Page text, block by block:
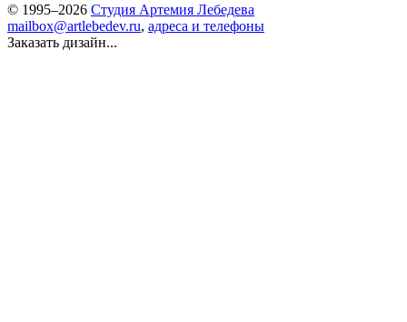
© 1995–2026 Студия Артемия Лебедева
mailbox@artlebedev.ru, адреса и телефоны
Заказать дизайн...